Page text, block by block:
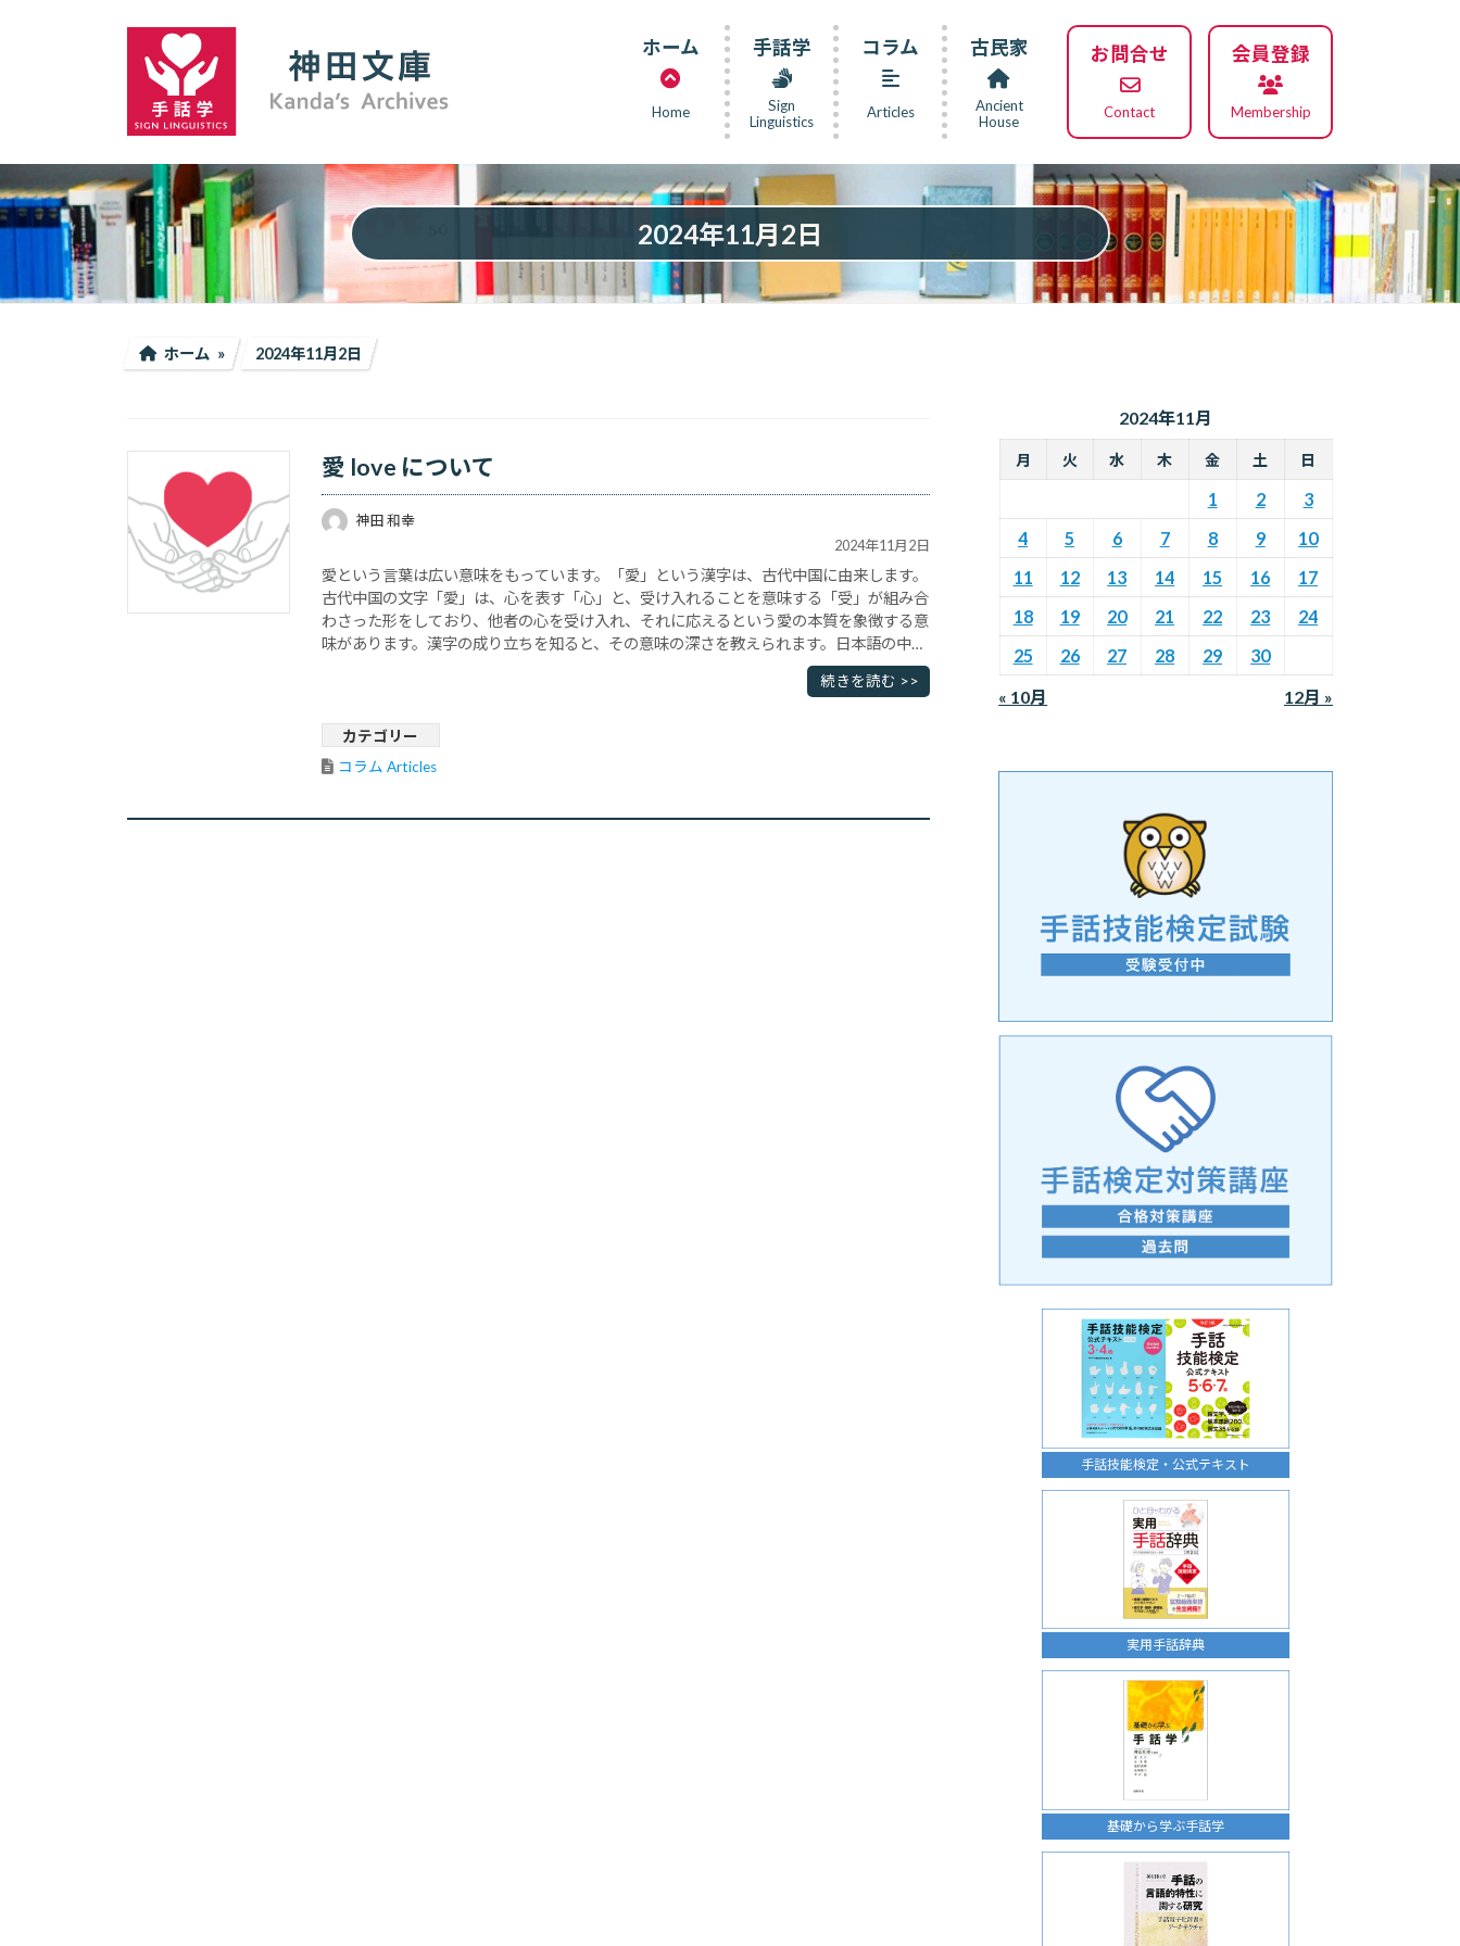
ス
キ
ッ
ン
に
移
ホーム
Home
手話学
Sign
Linguistics
コラム
Articles
古民家
Ancient
House
お問合せ
Contact
会員登録
Membership
2024年11月2日
ホーム 2024年11月2日
愛 love について
神田 和幸
2024年11月2日
愛という言葉は広い意味をもっています。「愛」という漢字は、古代中国に由来します。
古代中国の文字「愛」は、心を表す「心」と、受け入れることを意味する「受」が組み合
わさった形をしており、他者の心を受け入れ、それに応えるという愛の本質を象徴する意
味があります。漢字の成り立ちを知ると、その意味の深さを教えられます。日本語の中で
愛という言葉が使われてきた歴史としては、明治時代まで「愛」という言葉は一般的に
続きを読む >>
カテゴリー
コラム Articles
2024年11月
月 火 水 木 金 土 日
1 2
3
4
5 6 7 8 9
10
11
12 13 14 15 16
17
18
19 20 21 22 23
24
25
26 27 28 29
30
« 10月
12月 »
手話の言語学的特性に関する研究
手話技能検定・公式テキスト
実用手話辞典
基礎から学ぶ手話学